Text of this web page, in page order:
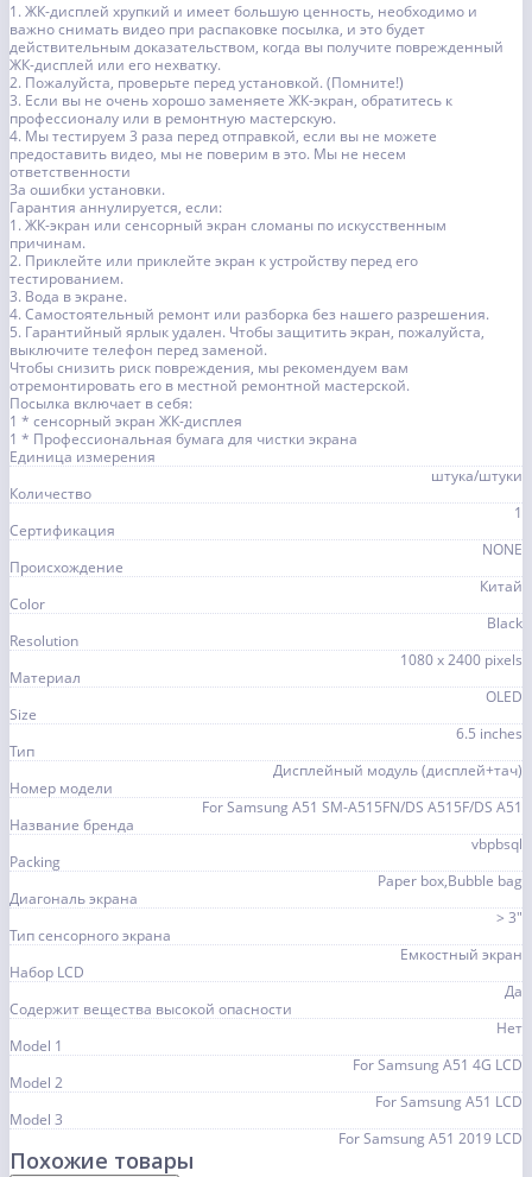
1. ЖК-дисплей хрупкий и имеет большую ценность, необходимо и
важно снимать видео при распаковке посылка, и это будет
действительным доказательством, когда вы получите поврежденный
ЖК-дисплей или его нехватку.
2. Пожалуйста, проверьте перед установкой. (Помните!)
3. Если вы не очень хорошо заменяете ЖК-экран, обратитесь к
профессионалу или в ремонтную мастерскую.
4. Мы тестируем 3 раза перед отправкой, если вы не можете
предоставить видео, мы не поверим в это. Мы не несем
ответственности
За ошибки установки.
Гарантия аннулируется, если:
1. ЖК-экран или сенсорный экран сломаны по искусственным
причинам.
2. Приклейте или приклейте экран к устройству перед его
тестированием.
3. Вода в экране.
4. Самостоятельный ремонт или разборка без нашего разрешения.
5. Гарантийный ярлык удален. Чтобы защитить экран, пожалуйста,
выключите телефон перед заменой.
Чтобы снизить риск повреждения, мы рекомендуем вам
отремонтировать его в местной ремонтной мастерской.
Посылка включает в себя:
1 * сенсорный экран ЖК-дисплея
1 * Профессиональная бумага для чистки экрана
Единица измерения
штука/штуки
Количество
1
Сертификация
NONE
Происхождение
Китай
Color
Black
Resolution
1080 x 2400 pixels
Материал
OLED
Size
6.5 inches
Тип
Дисплейный модуль (дисплей+тач)
Номер модели
For Samsung A51 SM-A515FN/DS A515F/DS A51
Название бренда
vbpbsql
Packing
Paper box,Bubble bag
Диагональ экрана
> 3"
Тип сенсорного экрана
Емкостный экран
Набор LCD
Да
Содержит вещества высокой опасности
Нет
Model 1
For Samsung A51 4G LCD
Model 2
For Samsung A51 LCD
Model 3
For Samsung A51 2019 LCD
Похожие товары